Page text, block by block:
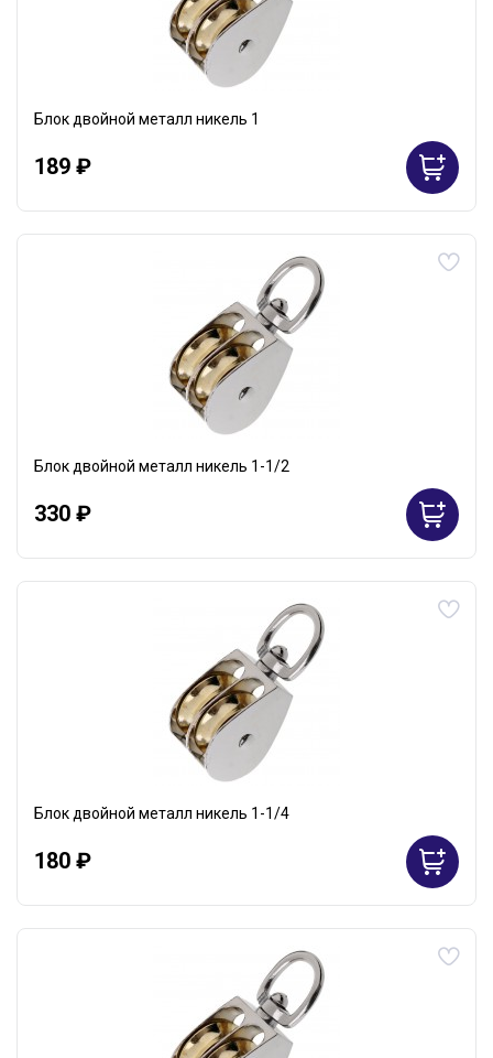
Блок двойной металл никель 1
189 ₽
Блок двойной металл никель 1-1/2
330 ₽
Блок двойной металл никель 1-1/4
180 ₽